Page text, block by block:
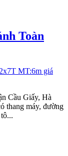
Toàn
Cầu Giấy, Hà
thang máy, đường